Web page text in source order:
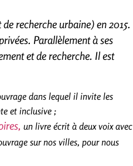
recherche urbaine) en 2015.
Parallèlement à ses
et de recherche. Il est
dans lequel il invite les
et inclusive ;
un livre écrit à deux voix avec
sur nos villes, pour nous